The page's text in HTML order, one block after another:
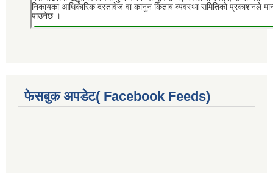
फेसबुक अपडेट( Facebook Feeds)